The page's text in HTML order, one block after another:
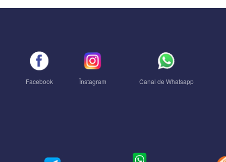
Facebook Ïnstagram Canal de Whatsapp